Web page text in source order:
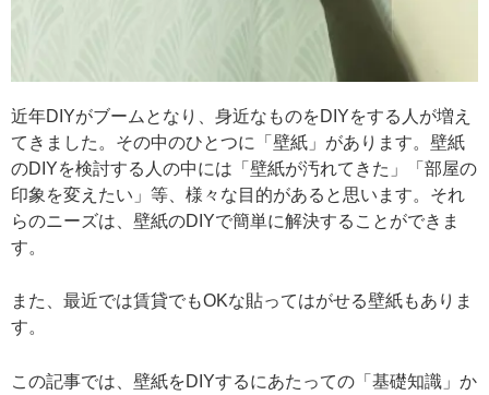
近年DIYがブームとなり、身近なものをDIYをする人が増え
てきました。その中のひとつに「壁紙」があります。壁紙
のDIYを検討する人の中には「壁紙が汚れてきた」「部屋の
印象を変えたい」等、様々な目的があると思います。それ
らのニーズは、壁紙のDIYで簡単に解決することができま
す。
また、最近では賃貸でもOKな貼ってはがせる壁紙もありま
す。
この記事では、壁紙をDIYするにあたっての「基礎知識」か